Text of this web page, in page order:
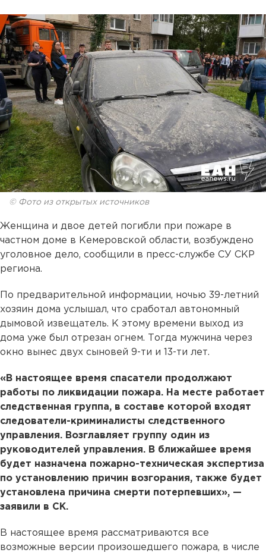
© Фото из открытых источников
Женщина и двое детей погибли при пожаре в
частном доме в Кемеровской области, возбуждено
уголовное дело, сообщили в пресс-службе СУ СКР
региона.
По предварительной информации, ночью 39-летний
хозяин дома услышал, что сработал автономный
дымовой извещатель. К этому времени выход из
дома уже был отрезан огнем. Тогда мужчина через
окно вынес двух сыновей 9-ти и 13-ти лет.
«В настоящее время спасатели продолжают
работы по ликвидации пожара. На месте работает
следственная группа, в составе которой входят
следователи-криминалисты следственного
управления. Возглавляет группу один из
руководителей управления. В ближайшее время
будет назначена пожарно-техническая экспертиза
по установлению причин возгорания, также будет
установлена причина смерти потерпевших», —
заявили в СК.
В настоящее время рассматриваются все
возможные версии произошедшего пожара, в числе